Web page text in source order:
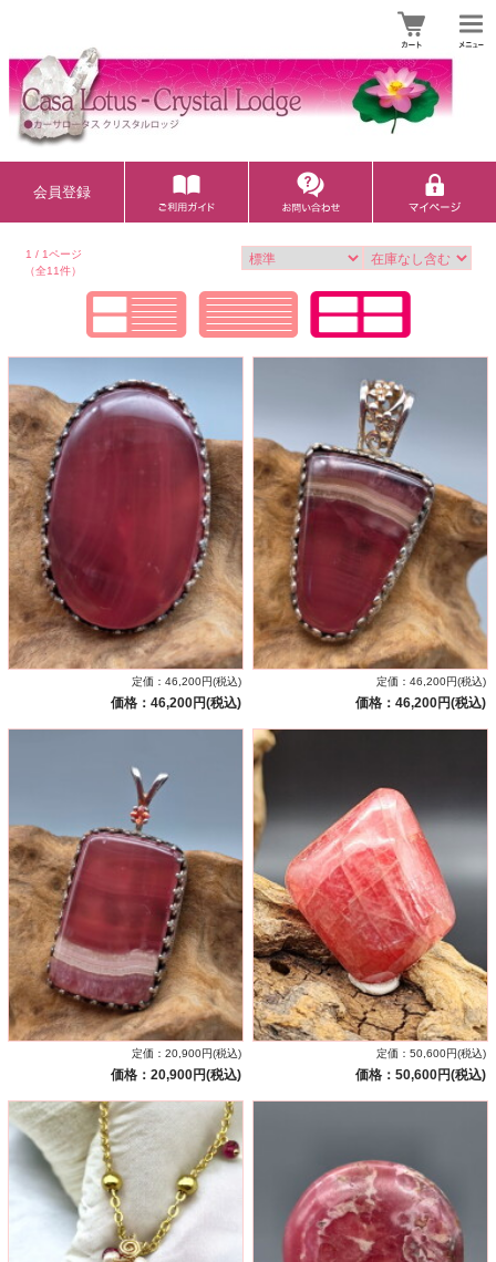
会員登録
1 / 1ページ
（全11件）
定価：46,200円(税込)
価格：46,200円(税込)
定価：46,200円(税込)
価格：46,200円(税込)
定価：20,900円(税込)
価格：20,900円(税込)
定価：50,600円(税込)
価格：50,600円(税込)